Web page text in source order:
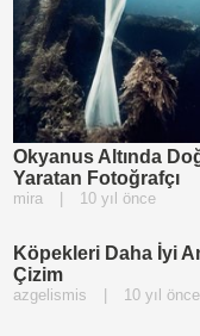
Okyanus Altında
Yaratan Fotoğrafçı
mira 10 yıl önce
Köpekleri Daha İyi
Çizim
azgelismis 10 yıl önce